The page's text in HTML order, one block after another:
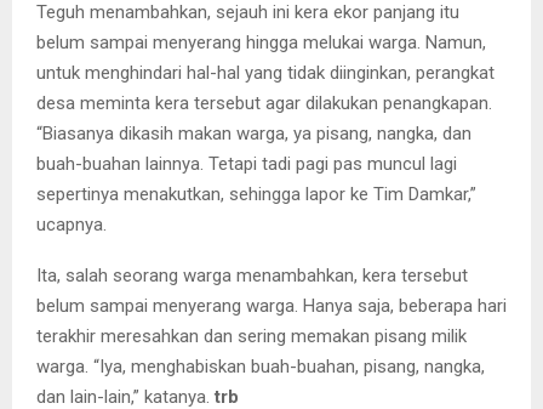
Teguh menambahkan, sejauh ini kera ekor panjang itu
belum sampai menyerang hingga melukai warga. Namun,
untuk menghindari hal-hal yang tidak diinginkan, perangkat
desa meminta kera tersebut agar dilakukan penangkapan.
“Biasanya dikasih makan warga, ya pisang, nangka, dan
buah-buahan lainnya. Tetapi tadi pagi pas muncul lagi
sepertinya menakutkan, sehingga lapor ke Tim Damkar,”
ucapnya.
Ita, salah seorang warga menambahkan, kera tersebut
belum sampai menyerang warga. Hanya saja, beberapa hari
terakhir meresahkan dan sering memakan pisang milik
warga. “Iya, menghabiskan buah-buahan, pisang, nangka,
dan lain-lain,” katanya. trb